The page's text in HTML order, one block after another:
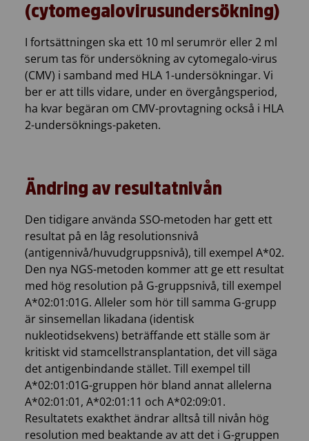
(cytomegalovirusundersökning)
I fortsättningen ska ett 10 ml serumrör eller 2 ml
serum tas för undersökning av cytomegalo-virus
(CMV) i samband med HLA 1-undersökningar. Vi
ber er att tills vidare, under en övergångsperiod,
ha kvar begäran om CMV-provtagning också i HLA
2-undersöknings-paketen.
Ändring av resultatnivån
Den tidigare använda SSO-metoden har gett ett
resultat på en låg resolutionsnivå
(antigennivå/huvudgruppsnivå), till exempel A*02.
Den nya NGS-metoden kommer att ge ett resultat
med hög resolution på G-gruppsnivå, till exempel
A*02:01:01G. Alleler som hör till samma G-grupp
är sinsemellan likadana (identisk
nukleotidsekvens) beträffande ett ställe som är
kritiskt vid stamcellstransplantation, det vill säga
det antigenbindande stället. Till exempel till
A*02:01:01G-gruppen hör bland annat allelerna
A*02:01:01, A*02:01:11 och A*02:09:01.
Resultatets exakthet ändrar alltså till nivån hög
resolution med beaktande av att det i G-gruppen